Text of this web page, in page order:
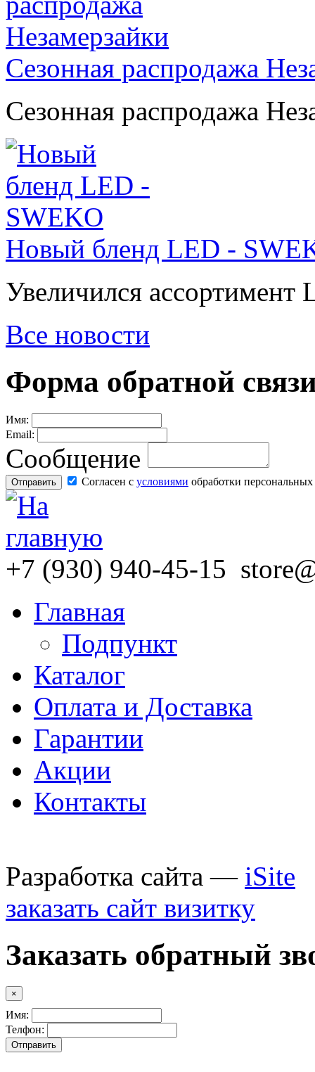
Сезонная распродажа
Сезонная распродажа
Новый бленд LED -
Увеличился ассортимент
Все новости
Форма обратной
Имя:
Email:
Сообщение
Согласен с условиями обработки
+7 (930) 940-45-15
Главная
Подпункт
Каталог
Оплата и Доставка
Гарантии
Акции
Контакты
Разработка сайта — iSite
заказать сайт визитку
Заказать обратный
×
Имя:
Телфон: